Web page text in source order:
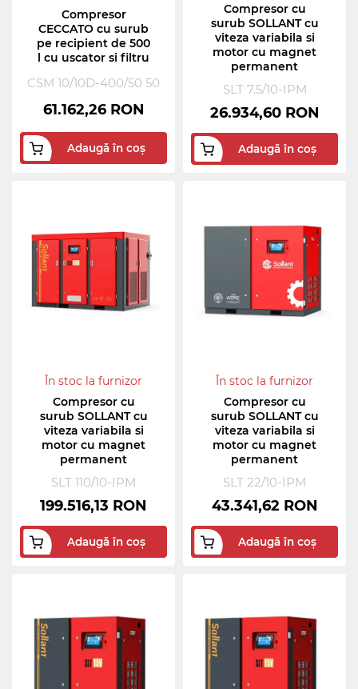
Compresor
CECCATO cu surub
pe recipient de 500
l cu uscator si filtru
CSM 10/10D-400/50 50
61.162,26 RON
Adaugă în coș
Compresor cu
surub SOLLANT cu
viteza variabila si
motor cu magnet
permanent
SLT 7.5/10-IPM
26.934,60 RON
Adaugă în coș
În stoc la furnizor
Compresor cu
surub SOLLANT cu
viteza variabila si
motor cu magnet
permanent
SLT 110/10-IPM
199.516,13 RON
Adaugă în coș
În stoc la furnizor
Compresor cu
surub SOLLANT cu
viteza variabila si
motor cu magnet
permanent
SLT 22/10-IPM
43.341,62 RON
Adaugă în coș